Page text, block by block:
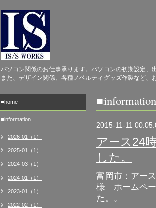
パソコン関係のお仕事承ります。パソコンの初期設定、
また、デザイン関係、各種ノベルティグッズ作製など、
■information
2015-11-11
アース24
した。
富岡市：アー
様 ホームペ
た。。
■home
■information
2026-01（1）
2025-01（1）
2024-03（1）
2024-01（1）
2023-01（1）
2022-02（1）